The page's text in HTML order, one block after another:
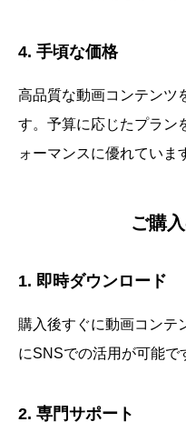
4. 手頃な価格
高品質な動画コンテンツ
す。予算に応じたプラン
ォーマンスに優れていま
ご購
1. 即時ダウンロード
購入後すぐに動画コンテ
にSNSでの活用が可能で
2. 専門サポート